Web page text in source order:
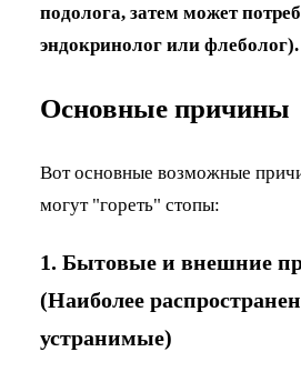
подолога, затем может
эндокринолог или флеболог).
Основные причины
Вот основные возможные
могут "гореть" стопы:
1. Бытовые и внешние
(Наиболее
устранимые)